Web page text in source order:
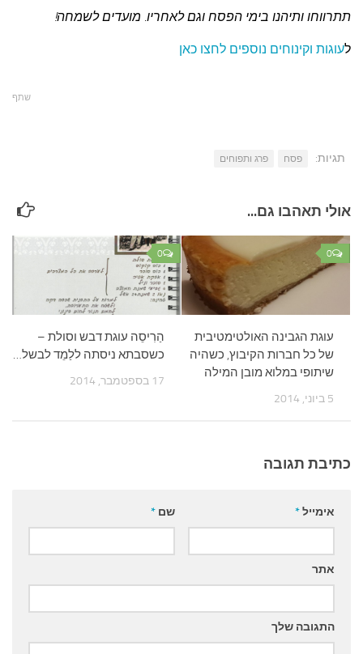
תתרווחו ותיהנו בימי הפסח וגם לאחריו. מועדים לשמחה!
לעוגות וקינוחים נוספים לחצו כאן
שתף
תגיות: פסח פרג ותפוחים
אולי תאהבו גם...
0
הַרִיסֵה עוגת דבש וסולת –
כשסבתא ניסתה ללַמֵד לבשל…
17 בספטמבר, 2014
0
עוגת הגבינה האולטימטיבית
של כל חברות הקיבוץ, כשהיה
שיתופי במלוא מובן המילה
5 ביוני, 2014
כתיבת תגובה
שם * אימייל*
אתר
התגובה שלך